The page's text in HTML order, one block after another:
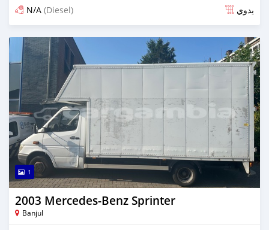
N/A (Diesel) يدوي
تم النشر منذ 7 أشهر مضت
1
2003 Mercedes‒Benz Sprinter
Banjul